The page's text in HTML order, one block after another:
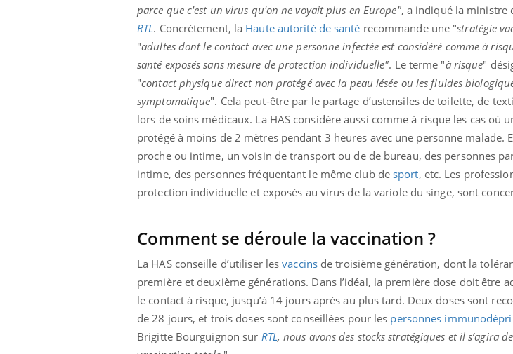
parce que c'est un virus qu'on ne voyait plus en Europe", a indiqué la ministre
RTL. Concrètement, la Haute autorité de santé recommande une "stratégie
"adultes dont le contact avec une personne infectée est considéré comme à
santé exposés sans mesure de protection individuelle". Le terme "à risque"
"contact physique direct non protégé avec la peau lésée ou les fluides
symptomatique". Cela peut-être par le partage d’ustensiles de toilette, de
lors de soins médicaux. La HAS considère aussi comme à risque les cas où
protégé à moins de 2 mètres pendant 3 heures avec une personne malade.
proche ou intime, un voisin de transport ou de de bureau, des personnes
intime, des personnes fréquentant le même club de sport, etc. Les
protection individuelle et exposés au virus de la variole du singe, sont
Comment se déroule la vaccination ?
La HAS conseille d’utiliser lesvaccinsde troisième génération, dont la
première et deuxième générations. Dans l’idéal, la première dose doit être
le contact à risque, jusqu’à 14 jours après au plus tard. Deux doses sont
de 28 jours, et trois doses sont conseillées pour les personnes
Brigitte Bourguignon sur RTL, nous avons des stocks stratégiques et il s’agira
Eczéma Chronique des Mains : se
préparer pour l’été !
L'été arrive… et avec lui, un tout nouveau
rythme de vie ! Vacances, plage, piscine,
soleil, activités en plein air… Nos mains
Youtube
Diabète & Ramadan 2026Youtube
Le Ramadan approche, et, pour de
nombreuses personnes atteintes de
diabète, c'est une période de questions, de
défis, mais ...